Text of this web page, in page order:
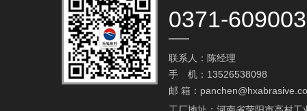
0371-
联系人：陈经理
手 机：13526538098
邮 箱：